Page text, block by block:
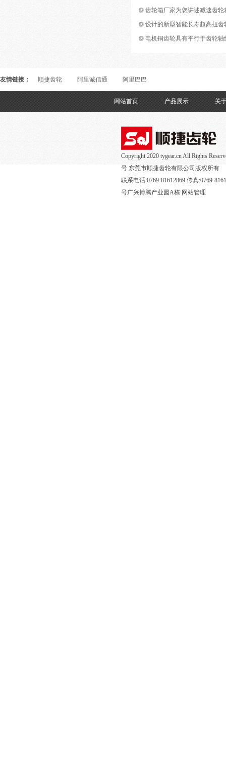
齿轮箱厂家为您讲述减速齿轮
设计的新型智能长寿超高扭齿
电机铜齿轮具有平行于齿轮轴
友情链接： 顺捷齿轮 阿里诚信通 阿里巴巴
网站首页 产品展示 关
Copyright 2020 tygear.cn All Rights
号 东莞市顺捷齿轮有限公司版权所有
联系电话:0769-81612869 传真:0769-
号广兴博腾产业园A栋 网站管理